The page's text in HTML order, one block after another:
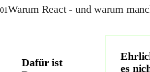
01Warum React - und warum
Dafür ist
es